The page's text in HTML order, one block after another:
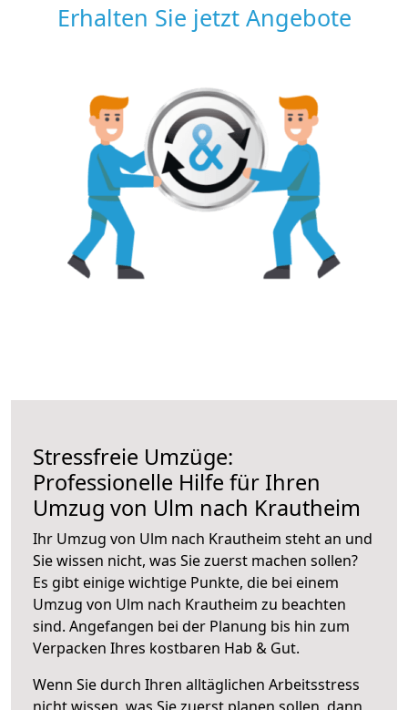
Erhalten Sie jetzt Angebote
Stressfreie Umzüge:
Professionelle Hilfe für Ihren
Umzug von Ulm nach Krautheim
Ihr Umzug von Ulm nach Krautheim steht an und
Sie wissen nicht, was Sie zuerst machen sollen?
Es gibt einige wichtige Punkte, die bei einem
Umzug von Ulm nach Krautheim zu beachten
sind. Angefangen bei der Planung bis hin zum
Verpacken Ihres kostbaren Hab & Gut.
Wenn Sie durch Ihren alltäglichen Arbeitsstress